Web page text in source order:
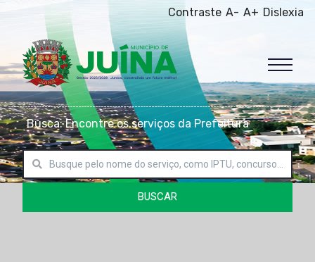
Contraste A- A+ Dislexia
Busca: Encontre os serviços da Prefeitura
BUSCAR